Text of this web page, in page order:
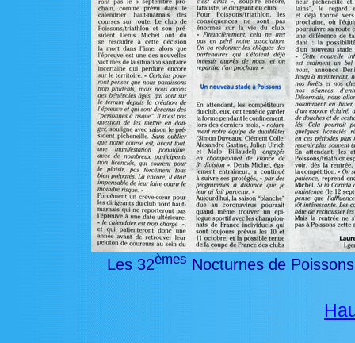
Les 32èmes Nocturnes de